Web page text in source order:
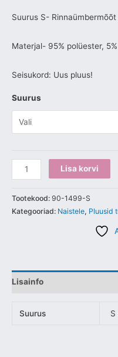
Suurus S-
Materjal- 95% polüester,
Seisukord: Uus pluus!
Suurus
Lisa korvi
Tootekood: 90-1499-S
Kategooriad: Naistele, Pluusid
Lisainfo
Suurus S